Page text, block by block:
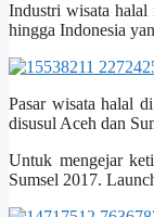
Industri wisata halal
hingga Indonesia
Pasar wisata halal
disusul Aceh dan
Untuk mengejar
Sumsel 2017.